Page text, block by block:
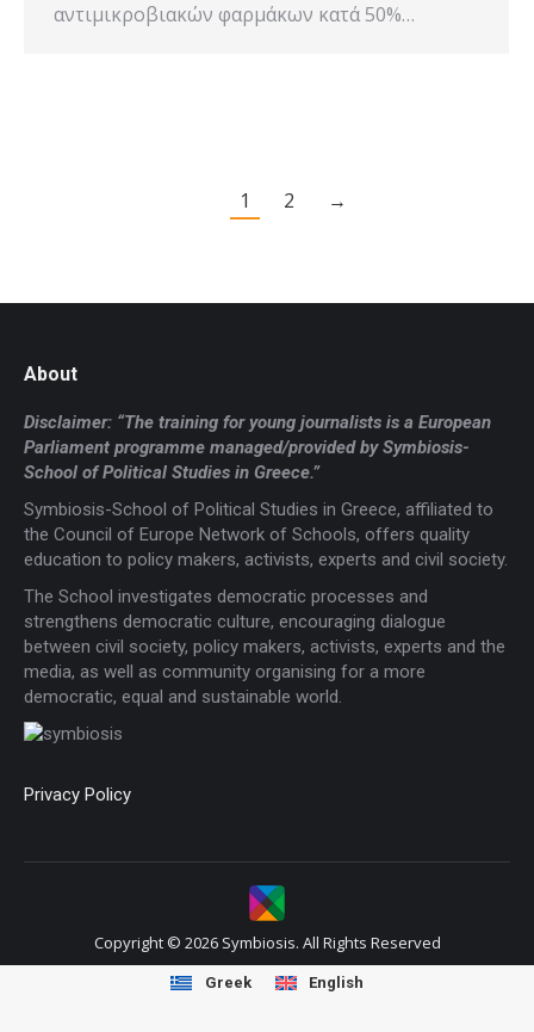
αντιμικροβιακών φαρμάκων κατά 50%…
1 2 →
About
Disclaimer: “The training for young journalists is a European
Parliament programme managed/provided by Symbiosis-
School of Political Studies in Greece.”
Symbiosis-School of Political Studies in Greece, affiliated to
the Council of Europe Network of Schools, offers quality
education to policy makers, activists, experts and civil society.
The School investigates democratic processes and
strengthens democratic culture, encouraging dialogue
between civil society, policy makers, activists, experts and the
media, as well as community organising for a more
democratic, equal and sustainable world.
Privacy Policy
Copyright © 2026 Symbiosis. All Rights Reserved
Greek English